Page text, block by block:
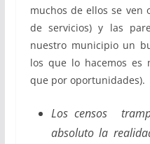
muchos de ellos se ven
de servicios) y las
nuestro municipio un
los que lo hacemos es
que por oportunidades).
Los censos
absoluto la